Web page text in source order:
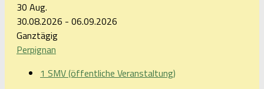
30 Aug.
30.08.2026 - 06.09.2026
Ganztägig
Perpignan
1 SMV (öffentliche Veranstaltung)